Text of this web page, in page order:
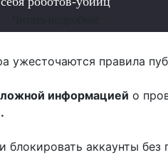
ужесточаются правила
информацией о
аккаунты без